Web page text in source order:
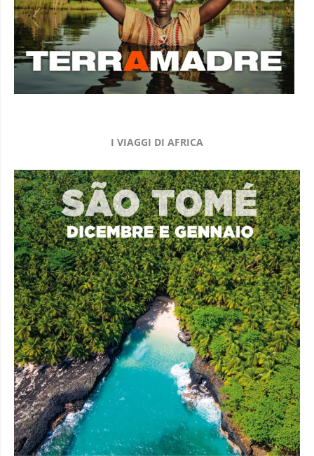
I VIAGGI DI AFRICA